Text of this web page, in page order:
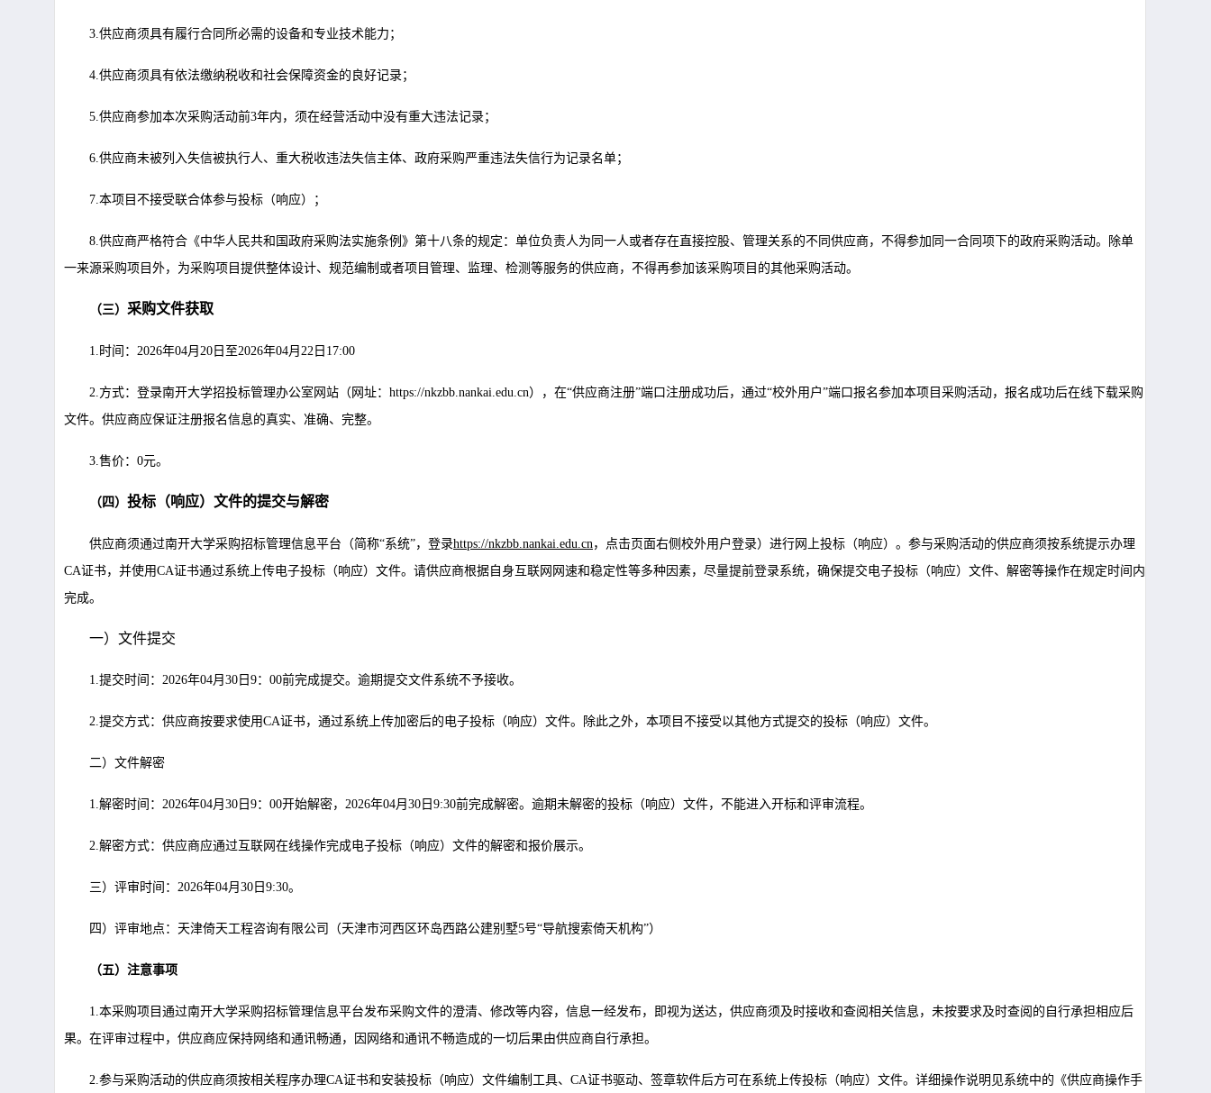
3.供应商须具有履行合同所必需的设备和专业技术能力；
4.供应商须具有依法缴纳税收和社会保障资金的良好记录；
5.供应商参加本次采购活动前3年内，须在经营活动中没有重大违法记录；
6.供应商未被列入失信被执行人、重大税收违法失信主体、政府采购严重违法失信行为记录名单；
7.本项目不接受联合体参与投标（响应）；
8.供应商严格符合《中华人民共和国政府采购法实施条例》第十八条的规定： 单位负责人为同一人或者存在直接控股、管理关系的不同供应商，不得参加同一合同项下的政府采购活动。除单
一来源采购项目外，为采购项目提供整体设计、规范编制或者项目管理、监理、检测等服务的供应商，不得再参加该采购项目的其他采购活动。
（三） 采购文件获取
1.时间：2026年04月20日至2026年04月22日17:00
2.方式：登录南开大学招投标管理办公室网站（网址： https://nkzbb.nankai.edu.cn），在“供应商注册”端口注册成功后，通过“校外用户”端口报名参加本项目采购活动，报名成功后在线下载采购
文件。供应商应保证注册报名信息的真实、准确、完整。
3.售价：0元。
（ 四 ） 投标（响应）文件的提交与解密
供应商须通过南开大学采购招标管理信息平台（简称“系统”，登录https://nkzbb.nankai.edu.cn，点击页面右侧校外用户登录）进行网上投标（响应）。参与采购活动的供应商须按系统提示办理
CA证书，并使用CA证书通过系统上传电子投标（响应）文件。请供应商根据自身互联网网速和稳定性等多种因素，尽量提前登录系统，确保提交电子投标（响应）文件、解密等操作在规定时间内
完成。
一）文件提交
1.提交时间：2026年04月30日9：00前完成提交。逾期提交文件系统不予接收。
2.提交方式：供应商按要求使用CA证书，通过系统上传加密后的电子投标（响应）文件。除此之外，本项目不接受以其他方式提交的投标（响应）文件。
二）文件解密
1.解密时间：2026年04月30日9：00开始解密，2026年04月30日9:30前完成解密。逾期未解密的投标（响应）文件，不能进入开标和评审流程。
2.解密方式：供应商应通过互联网在线操作完成电子投标（响应）文件的解密和报价展示。
三）评审时间：2026年04月30日9:30。
四）评审地点：天津倚天工程咨询有限公司（天津市河西区环岛西路公建别墅5号“导航搜索倚天机构”）
（五） 注意事项
1.本采购项目通过南开大学采购招标管理信息平台发布采购文件的澄清、修改等内容，信息一经发布，即视为送达，供应商须及时接收和查阅相关信息，未按要求及时查阅的自行承担相应后
果。在评审过程中，供应商应保持网络和通讯畅通，因网络和通讯不畅造成的一切后果由供应商自行承担。
2.参与采购活动的供应商须按相关程序办理CA证书和安装投标（响应）文件编制工具、CA证书驱动、签章软件后方可在系统上传投标（响应）文件。详细操作说明见系统中的《供应商操作手